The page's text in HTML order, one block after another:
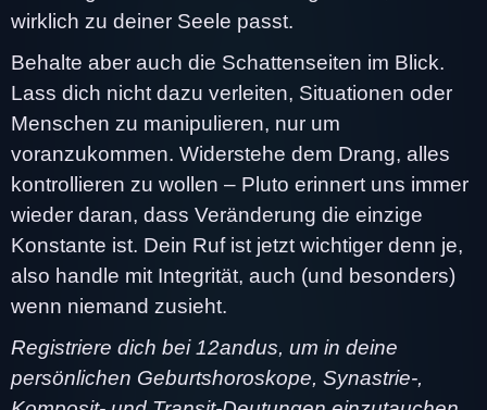
wirklich zu deiner Seele passt.
Behalte aber auch die Schattenseiten im Blick.
Lass dich nicht dazu verleiten, Situationen oder
Menschen zu manipulieren, nur um
voranzukommen. Widerstehe dem Drang, alles
kontrollieren zu wollen – Pluto erinnert uns immer
wieder daran, dass Veränderung die einzige
Konstante ist. Dein Ruf ist jetzt wichtiger denn je,
also handle mit Integrität, auch (und besonders)
wenn niemand zusieht.
Registriere dich bei 12andus, um in deine
persönlichen Geburtshoroskope, Synastrie-,